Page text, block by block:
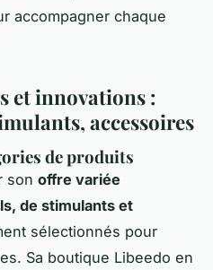
accompagner chaque
et innovations :
accessoires
de produits
son offre variée
de stimulants et
sélectionnés pour
Sa boutique Libeedo en